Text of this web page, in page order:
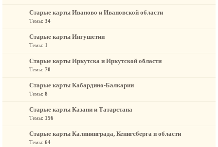
Старые карты Иваново и Ивановской области
Темы: 34
Старые карты Ингушетии
Темы: 1
Старые карты Иркутска и Иркутской области
Темы: 70
Старые карты Кабардино-Балкарии
Темы: 8
Старые карты Казани и Татарстана
Темы: 156
Старые карты Калининграда, Кенигсберга и области
Темы: 64